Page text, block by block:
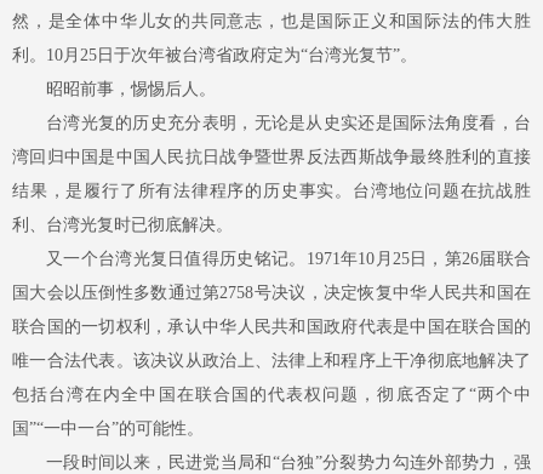
然，是全体中华儿女的共同意志，也是国际正义和国际法的伟大胜
利。10月25日于次年被台湾省政府定为“台湾光复节”。
昭昭前事，惕惕后人。
台湾光复的历史充分表明，无论是从史实还是国际法角度看，台
湾回归中国是中国人民抗日战争暨世界反法西斯战争最终胜利的直接
结果，是履行了所有法律程序的历史事实。台湾地位问题在抗战胜
利、台湾光复时已彻底解决。
又一个台湾光复日值得历史铭记。 1971年10月25日，第26届联合
国大会以压倒性多数通过第2758号决议，决定恢复中华人民共和国在
联合国的一切权利，承认中华人民共和国政府代表是中国在联合国的
唯一合法代表。该决议从政治上、法律上和程序上干净彻底地解决了
包括台湾在内全中国在联合国的代表权问题，彻底否定了“两个中
国”“一中一台”的可能性。
一段时间以来，民进党当局和 “台独”分裂势力勾连外部势力，强